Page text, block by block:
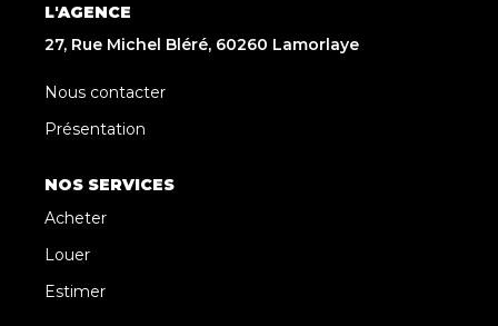
L'AGENCE
27, Rue Michel Bléré, 60260 Lamorlaye
Nous contacter
Présentation
NOS SERVICES
Acheter
Louer
Estimer